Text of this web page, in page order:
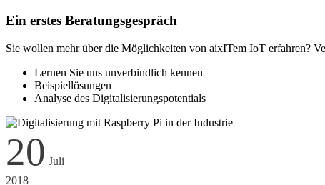
Ein erstes Beratungsgespräch
Sie wollen mehr über die Möglichkeiten von aixITem IoT erfahren?
Lernen Sie uns unverbindlich kennen
Beispiellösungen
Analyse des Digitalisierungspotentials
20 Juli
2018